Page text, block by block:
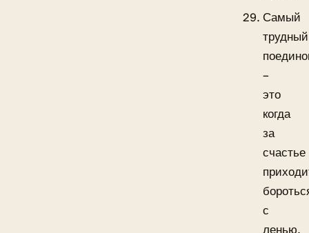
Самый
трудный
–
это
когда
за
счастье
с
ленью.